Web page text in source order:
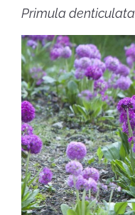
Primula denticulata